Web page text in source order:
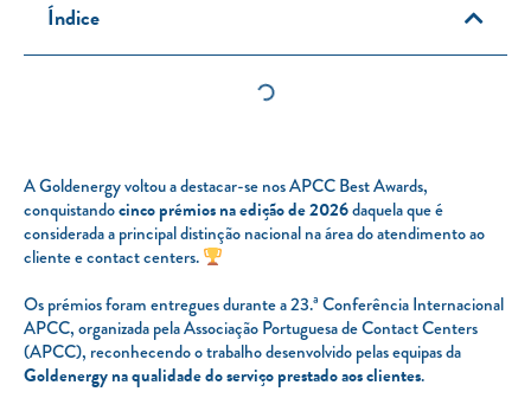
Índice
A Goldenergy voltou a destacar-se nos APCC Best Awards,
conquistandocinco prémios na edição de 2026daquela que é
considerada a principal distinção nacional na área do atendimento ao
cliente e contact centers.
Os prémios foram entregues durante a 23.ª Conferência Internacional
APCC, organizada pela Associação Portuguesa de Contact Centers
(APCC), reconhecendo o trabalho desenvolvido pelas equipas da
Goldenergy na qualidade do serviço prestado aos clientes.